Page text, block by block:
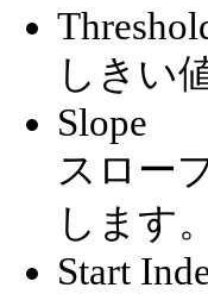
しきい
Slope
スロー
します。
Start